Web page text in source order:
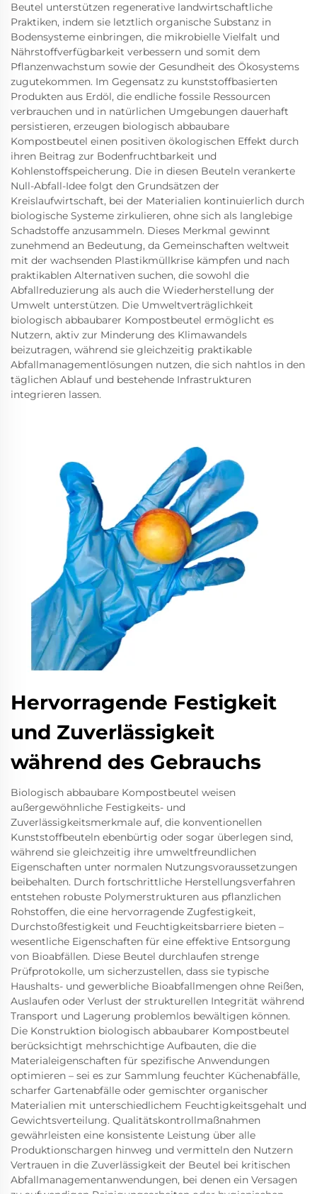
Beutel unterstützen regenerative landwirtschaftliche
Praktiken, indem sie letztlich organische Substanz in
Bodensysteme einbringen, die mikrobielle Vielfalt und
Nährstoffverfügbarkeit verbessern und somit dem
Pflanzenwachstum sowie der Gesundheit des Ökosystems
zugutekommen. Im Gegensatz zu kunststoffbasierten
Produkten aus Erdöl, die endliche fossile Ressourcen
verbrauchen und in natürlichen Umgebungen dauerhaft
persistieren, erzeugen biologisch abbaubare
Kompostbeutel einen positiven ökologischen Effekt durch
ihren Beitrag zur Bodenfruchtbarkeit und
Kohlenstoffspeicherung. Die in diesen Beuteln verankerte
Null-Abfall-Idee folgt den Grundsätzen der
Kreislaufwirtschaft, bei der Materialien kontinuierlich durch
biologische Systeme zirkulieren, ohne sich als langlebige
Schadstoffe anzusammeln. Dieses Merkmal gewinnt
zunehmend an Bedeutung, da Gemeinschaften weltweit
mit der wachsenden Plastikmüllkrise kämpfen und nach
praktikablen Alternativen suchen, die sowohl die
Abfallreduzierung als auch die Wiederherstellung der
Umwelt unterstützen. Die Umweltverträglichkeit
biologisch abbaubarer Kompostbeutel ermöglicht es
Nutzern, aktiv zur Minderung des Klimawandels
beizutragen, während sie gleichzeitig praktikable
Abfallmanagementlösungen nutzen, die sich nahtlos in den
täglichen Ablauf und bestehende Infrastrukturen
integrieren lassen.
Hervorragende Festigkeit
und Zuverlässigkeit
während des Gebrauchs
Biologisch abbaubare Kompostbeutel weisen
außergewöhnliche Festigkeits- und
Zuverlässigkeitsmerkmale auf, die konventionellen
Kunststoffbeuteln ebenbürtig oder sogar überlegen sind,
während sie gleichzeitig ihre umweltfreundlichen
Eigenschaften unter normalen Nutzungsvoraussetzungen
beibehalten. Durch fortschrittliche Herstellungsverfahren
entstehen robuste Polymerstrukturen aus pflanzlichen
Rohstoffen, die eine hervorragende Zugfestigkeit,
Durchstoßfestigkeit und Feuchtigkeitsbarriere bieten –
wesentliche Eigenschaften für eine effektive Entsorgung
von Bioabfällen. Diese Beutel durchlaufen strenge
Prüfprotokolle, um sicherzustellen, dass sie typische
Haushalts- und gewerbliche Bioabfallmengen ohne Reißen,
Auslaufen oder Verlust der strukturellen Integrität während
Transport und Lagerung problemlos bewältigen können.
Die Konstruktion biologisch abbaubarer Kompostbeutel
berücksichtigt mehrschichtige Aufbauten, die die
Materialeigenschaften für spezifische Anwendungen
optimieren – sei es zur Sammlung feuchter Küchenabfälle,
scharfer Gartenabfälle oder gemischter organischer
Materialien mit unterschiedlichem Feuchtigkeitsgehalt und
Gewichtsverteilung. Qualitätskontrollmaßnahmen
gewährleisten eine konsistente Leistung über alle
Produktionschargen hinweg und vermitteln den Nutzern
Vertrauen in die Zuverlässigkeit der Beutel bei kritischen
Abfallmanagementanwendungen, bei denen ein Versagen